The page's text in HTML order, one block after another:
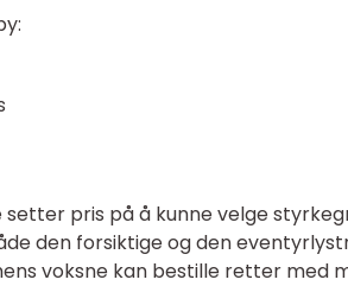
pris på å kunne velge
den forsiktige og den
voksne kan bestille retter med